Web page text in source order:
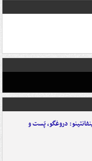
دروغگو، پَست‌ و